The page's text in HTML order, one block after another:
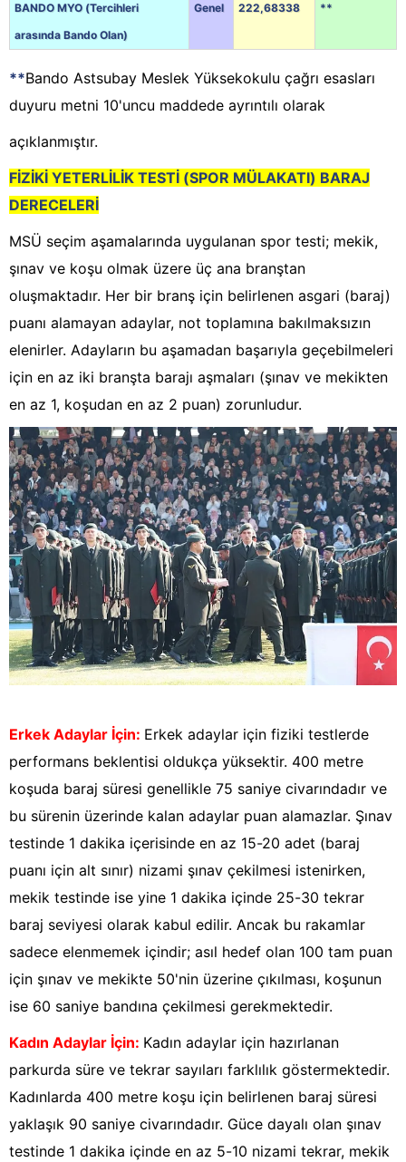
BANDO MYO (Tercihleri
arasında Bando Olan)
Genel 222,68338 **
**Bando Astsubay Meslek Yüksekokulu çağrı esasları
duyuru metni 10'uncu maddede ayrıntılı olarak
açıklanmıştır.
FİZİKİ YETERLİLİK TESTİ (SPOR MÜLAKATI) BARAJ
DERECELERİ
MSÜ seçim aşamalarında uygulanan spor testi; mekik,
şınav ve koşu olmak üzere üç ana branştan
oluşmaktadır. Her bir branş için belirlenen asgari (baraj)
puanı alamayan adaylar, not toplamına bakılmaksızın
elenirler. Adayların bu aşamadan başarıyla geçebilmeleri
için en az iki branşta barajı aşmaları (şınav ve mekikten
en az 1, koşudan en az 2 puan) zorunludur.
Erkek Adaylar İçin: Erkek adaylar için fiziki testlerde
performans beklentisi oldukça yüksektir. 400 metre
koşuda baraj süresi genellikle 75 saniye civarındadır ve
bu sürenin üzerinde kalan adaylar puan alamazlar. Şınav
testinde 1 dakika içerisinde en az 15-20 adet (baraj
puanı için alt sınır) nizami şınav çekilmesi istenirken,
mekik testinde ise yine 1 dakika içinde 25-30 tekrar
baraj seviyesi olarak kabul edilir. Ancak bu rakamlar
sadece elenmemek içindir; asıl hedef olan 100 tam puan
için şınav ve mekikte 50'nin üzerine çıkılması, koşunun
ise 60 saniye bandına çekilmesi gerekmektedir.
Kadın Adaylar İçin: Kadın adaylar için hazırlanan
parkurda süre ve tekrar sayıları farklılık göstermektedir.
Kadınlarda 400 metre koşu için belirlenen baraj süresi
yaklaşık 90 saniye civarındadır. Güce dayalı olan şınav
testinde 1 dakika içinde en az 5-10 nizami tekrar, mekik